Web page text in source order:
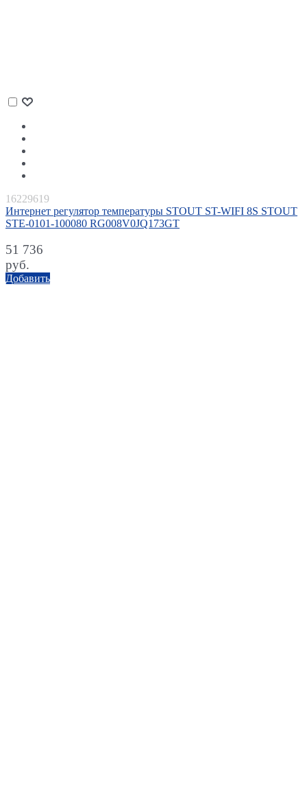
16229619
Интернет регулятор температуры STOUT ST-WIFI 8S STOUT
STE-0101-100080 RG008V0JQ173GT
51 736
руб.
Добавить